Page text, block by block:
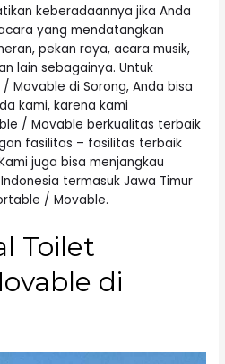
keberadaannya jika Anda
yang mendatangkan
pekan raya, acara musik,
lain sebagainya. Untuk
Movable di Sorong, Anda bisa
kami, karena kami
/ Movable berkualitas terbaik
fasilitas – fasilitas terbaik
juga bisa menjangkau
termasuk Jawa Timur
/ Movable.
Toilet
di